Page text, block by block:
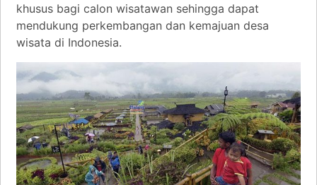
khusus bagi calon wisatawan sehingga dapat
mendukung perkembangan dan kemajuan desa
wisata di Indonesia.